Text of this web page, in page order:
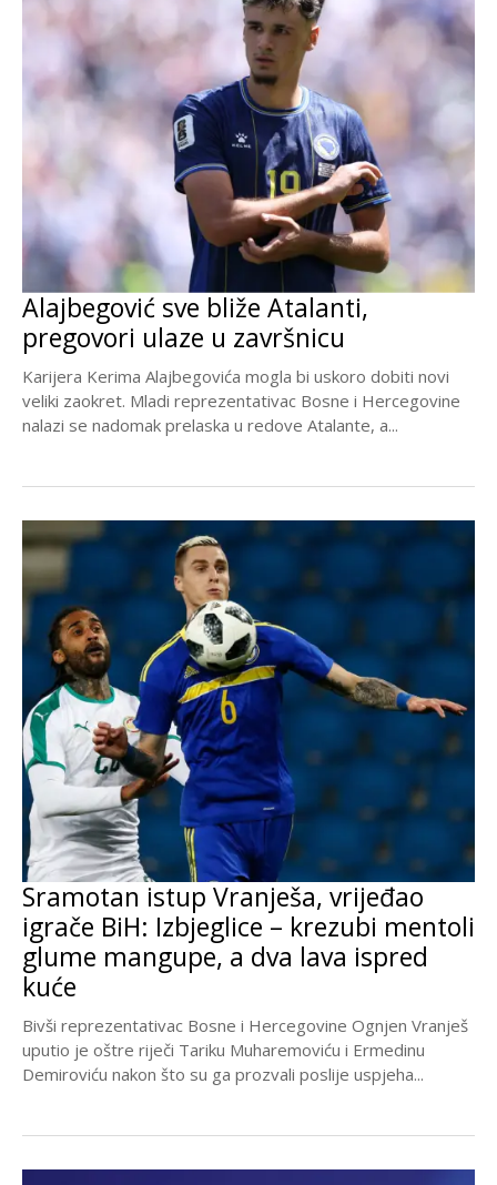
Alajbegović sve bliže Atalanti,
pregovori ulaze u završnicu
Karijera Kerima Alajbegovića mogla bi uskoro dobiti novi
veliki zaokret. Mladi reprezentativac Bosne i Hercegovine
nalazi se nadomak prelaska u redove Atalante, a...
Sramotan istup Vranješa, vrijeđao
igrače BiH: Izbjeglice – krezubi mentoli
glume mangupe, a dva lava ispred
kuće
Bivši reprezentativac Bosne i Hercegovine Ognjen Vranješ
uputio je oštre riječi Tariku Muharemoviću i Ermedinu
Demiroviću nakon što su ga prozvali poslije uspjeha...